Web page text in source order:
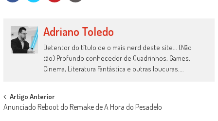
Adriano Toledo
Detentor do título de o mais nerd deste site... (Não
tão) Profundo conhecedor de Quadrinhos, Games,
Cinema, Literatura Fantástica e outras loucuras....
Post
navigation
Artigo Anterior
Anunciado Reboot do Remake de A Hora do Pesadelo